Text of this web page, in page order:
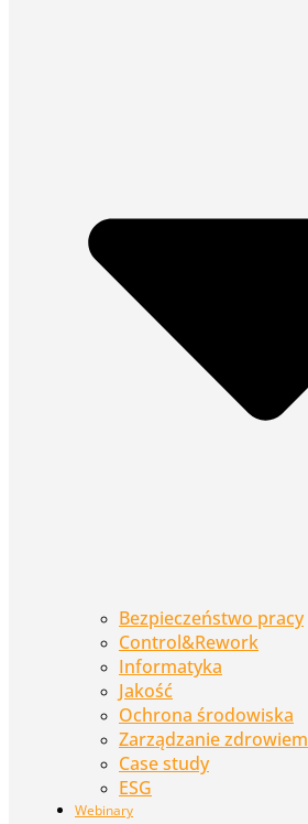
Bezpieczeństwo pracy
Control&Rework
Informatyka
Jakość
Ochrona środowiska
Zarządzanie zdrowiem
Case study
ESG
Webinary